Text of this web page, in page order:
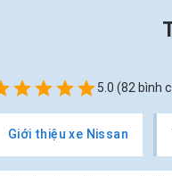
5.0 (82 bình
Giới thiệu xe Nissan